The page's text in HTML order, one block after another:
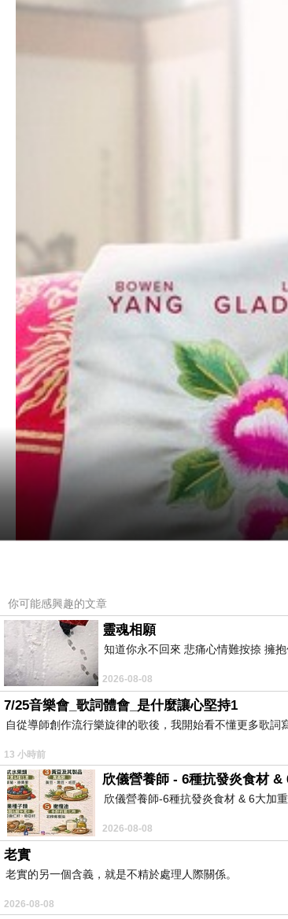
你可能感興趣的文章
靈魂相願
知道你永不回來 悲痛心情難按捺 擁
2026-08-08
7/25音樂會_歌詞體會_是什麼讓心堅持1
自從導師創作流行樂旋律的歌後，我開始看不懂更多歌
13 小時前
欣儀營養師 - 6種抗發炎食材
欣儀營養師-6種抗發炎食材 & 6大加
2026-08-08
老實
老實的另一個含義，就是不精於處理人際關係。
2026-08-08